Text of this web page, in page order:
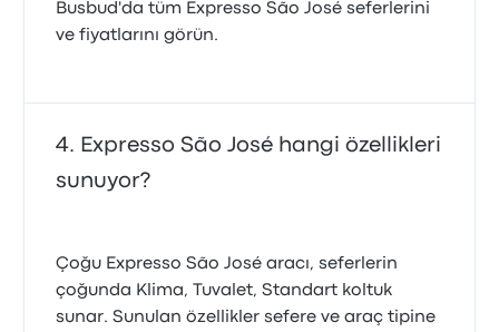
Busbud'da tüm Expresso São José seferlerini
ve fiyatlarını görün.
Expresso São José hangi özellikleri
sunuyor?
Çoğu Expresso São José aracı, seferlerin
çoğunda Klima, Tuvalet, Standart koltuk
sunar. Sunulan özellikler sefere ve araç tipine